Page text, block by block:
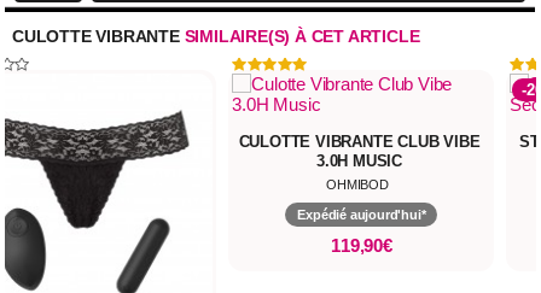
CULOTTE VIBRANTESIMILAIRE(S) À CET ARTICLE
CULOTTE VIBRANTE CLUB VIBE
3.0H MUSIC
OHMIBOD
Expédié aujourd'hui*
119,90€
-